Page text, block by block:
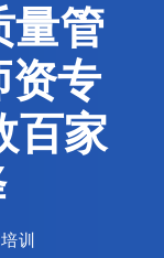
量管
资专
百家
训